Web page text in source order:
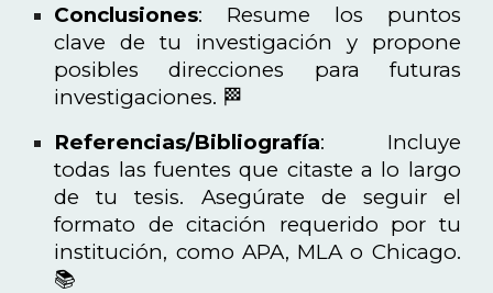
Conclusiones: Resume los puntos
clave de tu investigación y propone
posibles direcciones para futuras
investigaciones. 🏁
Referencias/Bibliografía: Incluye
todas las fuentes que citaste a lo largo
de tu tesis. Asegúrate de seguir el
formato de citación requerido por tu
institución, como APA, MLA o Chicago.
📚